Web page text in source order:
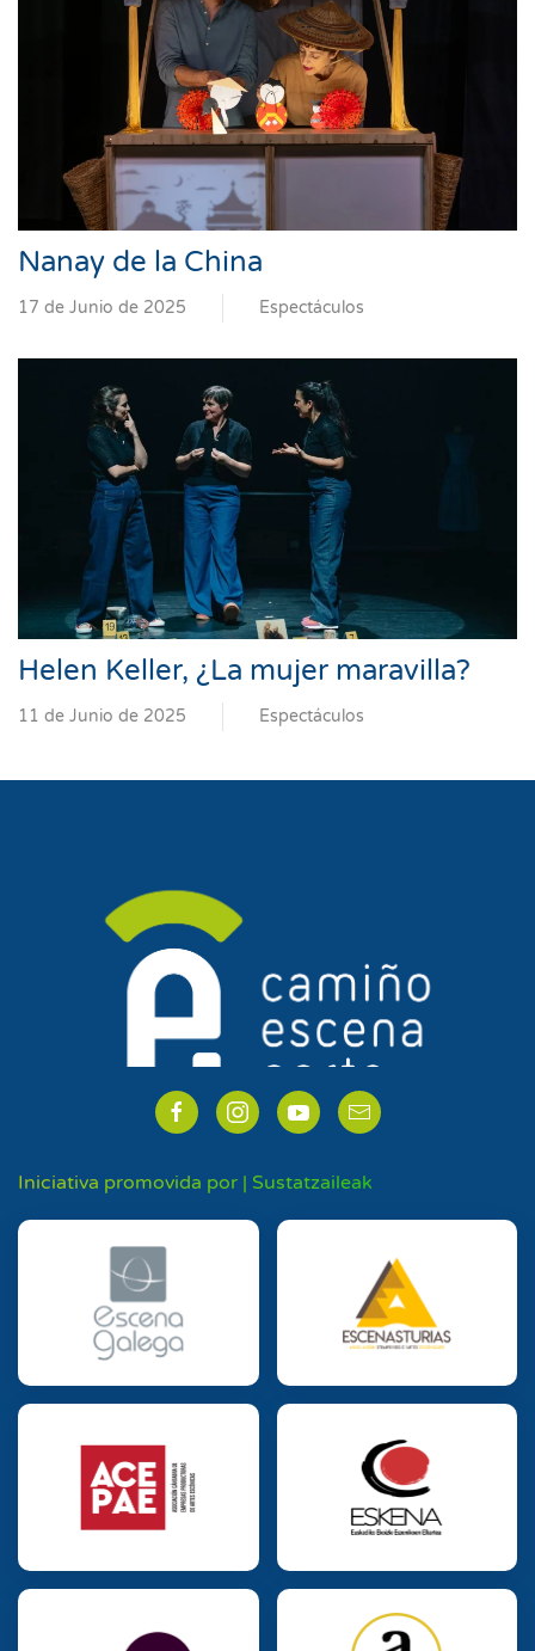
Nanay de la China
17 de Junio de 2025 Espectáculos
Helen Keller, ¿La mujer maravilla?
11 de Junio de 2025 Espectáculos
Iniciativa promovida por | Sustatzaileak